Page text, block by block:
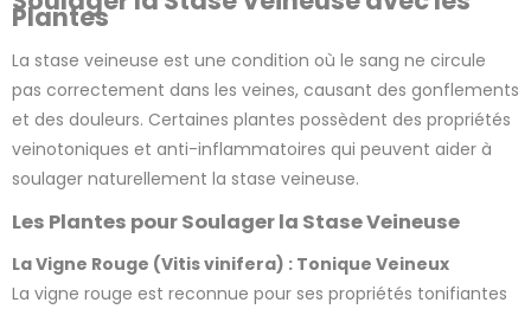
Plantes
La stase veineuse est une condition où le sang ne circule
pas correctement dans les veines, causant des gonflements
et des douleurs. Certaines plantes possèdent des propriétés
veinotoniques et anti-inflammatoires qui peuvent aider à
soulager naturellement la stase veineuse.
Les Plantes pour Soulager la Stase Veineuse
La Vigne Rouge (Vitis vinifera) : Tonique Veineux
La vigne rouge est reconnue pour ses propriétés tonifiantes